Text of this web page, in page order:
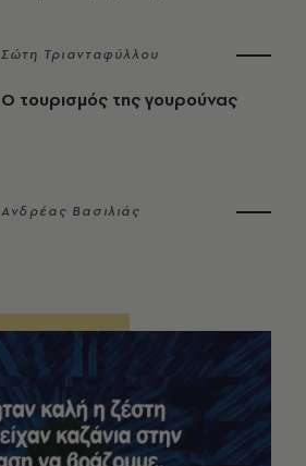
Σώτη Τριανταφύλλου
Ο τουρισμός της γουρούνας
Ανδρέας Βασιλιάς